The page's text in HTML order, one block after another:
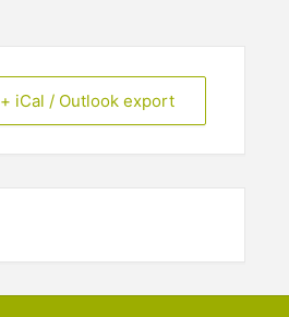
+ iCal / Outlook export